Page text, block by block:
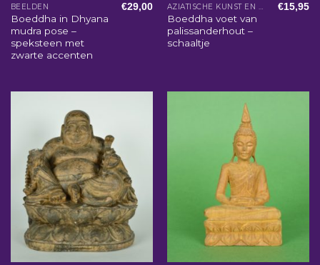
BEELDEN
Boeddha in Dhyana
mudra pose –
speksteen met
zwarte accenten
€29,00
Boeddha voet van
palissanderhout –
schaaltje
€15,95